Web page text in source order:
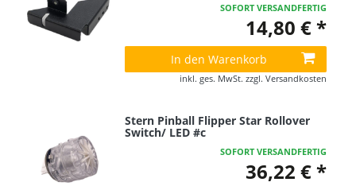
SOFORT VERSANDFERTIG
14,80 € *
In den Warenkorb
inkl. ges. MwSt. zzgl. Versandkosten
Stern Pinball Flipper Star Rollover
Switch/ LED #c
SOFORT VERSANDFERTIG
36,22 € *